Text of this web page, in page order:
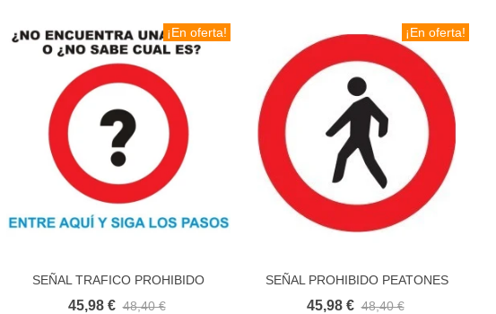
¡En oferta!
SEÑAL TRAFICO PROHIBIDO
45,98 € 48,40 €
¡En oferta!
Añadir al carrito
SEÑAL PROHIBIDO PEATONES
45,98 € 48,40 €